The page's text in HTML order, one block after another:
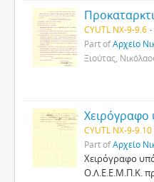
CYUTL NX-9-9.6
Part ofΑρχείο
Ξιούτας,
CYUTL NX-9-9.10
Part ofΑρχείο
Χειρόγραφo
Ο.Λ.Ε.Ε.Μ.Π.Κ.